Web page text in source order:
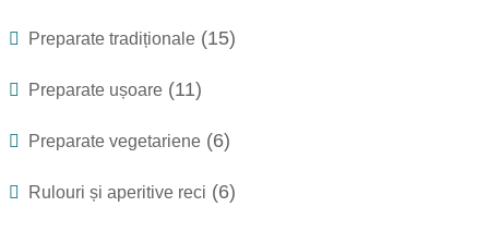
Preparate tradiționale (15)
Preparate ușoare (11)
Preparate vegetariene (6)
Rulouri și aperitive reci (6)